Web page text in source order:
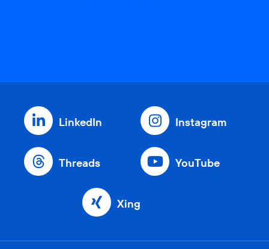
LinkedIn Instagram
Threads YouTube
Xing